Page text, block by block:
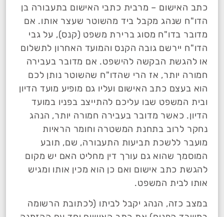
כתב האישום – מרבית כתבי האישום בתעבורה בן
הדו"ח שנהג מקבל ביד מהשוטר שעצר אותו. אם
מדובר בדו"ח מסוג ברירת משפט (קנס), על גבי
הדו"ח יירשם גובה הקנס והמועד האחרון לתשלום
או להגשת הבקשה להישפט. אם מדובר בעבירה
חמורה יותר, אז הרי שהדו"ח שהשוטר נותן לכם
הוא בעצם כתב האישום ועליו גם מופיע מועד הדיון
ובית המשפט שבו עליכם להתייצב בפניו במועד
הדיון. כאשר מדובר בעבירה חמורה יותר, הנהג
נחקר לרוב בתחנת המשטרה וחומר הראיות
מועבר ללשכת תביעות התעבורה, שם, תובע
המוסמך שהוא גם עורך דין מחליט האם יש מקום
להגשת כתב אישום ואם כן הוא מכין אותו ומגיש
אותו לבית המשפט.
במצב כזה, הנהג יקבל לביתו (לכתובת הרשומה